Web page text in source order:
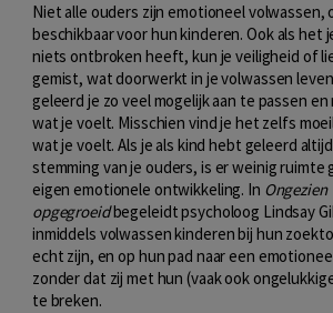
Niet alle ouders zijn emotioneel volwassen,
beschikbaar voor hun kinderen. Ook als het
niets ontbroken heeft, kun je veiligheid of
gemist, wat doorwerkt in je volwassen
geleerd je zo veel mogelijk aan te passen
wat je voelt. Misschien vind je het zelfs
wat je voelt. Als je als kind hebt geleerd
stemming van je ouders, is er weinig
eigen emotionele ontwikkeling. In Ongezien
opgegroeidbegeleidt psycholoog Lindsay
inmiddels volwassen kinderen bij hun
echt zijn, en op hun pad naar een
zonder dat zij met hun (vaak ook
te breken.